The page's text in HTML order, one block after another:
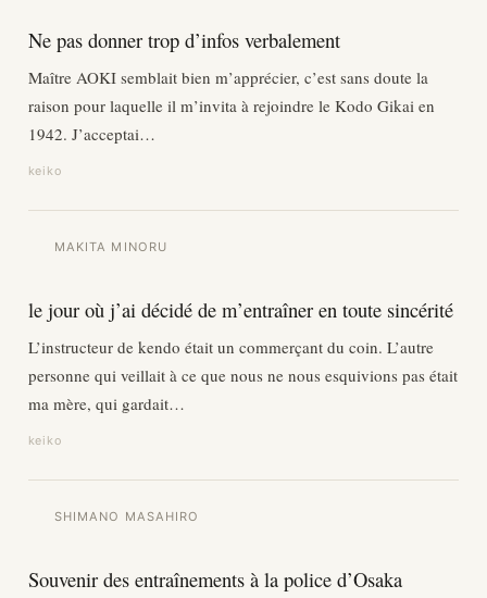
Ne pas donner trop d’infos verbalement
Maître AOKI semblait bien m’apprécier, c’est sans doute la
raison pour laquelle il m’invita à rejoindre le Kodo Gikai en
1942. J’acceptai…
keiko
MAKITA MINORU
le jour où j’ai décidé de m’entraîner en toute sincérité
L’instructeur de kendo était un commerçant du coin. L’autre
personne qui veillait à ce que nous ne nous esquivions pas était
ma mère, qui gardait…
keiko
SHIMANO MASAHIRO
Souvenir des entraînements à la police d’Osaka